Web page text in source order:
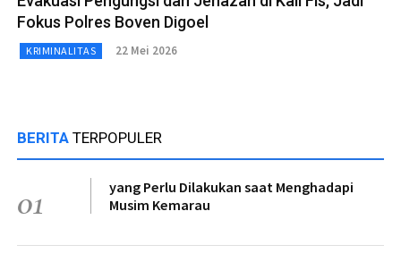
Fokus Polres Boven Digoel
KRIMINALITAS 22 Mei 2026
BERITA TERPOPULER
01
yang Perlu Dilakukan saat Menghadapi
Musim Kemarau